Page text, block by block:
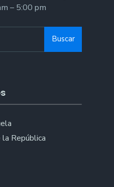
– 5:00 pm
Buscar
República